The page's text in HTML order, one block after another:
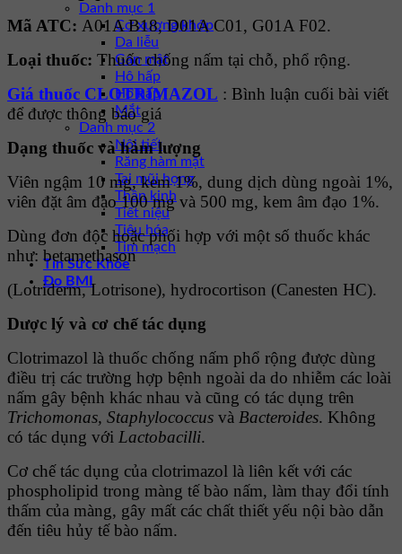
Danh mục 1
Cơ xương khớp
Da liễu
Gan mật
Hô hấp
Hô hấp
Mắt
Danh mục 2
Nội tiết
Răng hàm mặt
Tai mũi họng
Thần kinh
Tiết niệu
Tiêu hóa
Tim mạch
Tin Sức Khỏe
Đo BMI
Mã ATC: A01A B18, D01A C01, G01A F02.
Loại thuốc: Thuốc chống nấm tại chỗ, phổ rộng.
Giá thuốc CLOTRIMAZOL : Bình luận cuối bài viết
để được thông báo giá
Dạng thuốc và hàm lượng
Viên ngậm 10 mg, kem 1%, dung dịch dùng ngoài 1%,
viên đặt âm đạo 100 mg và 500 mg, kem âm đạo 1%.
Dùng đơn độc hoặc phối hợp với một số thuốc khác
như: betamethason
(Lotriderm, Lotrisone), hydrocortison (Canesten HC).
Dược lý và cơ chế tác dụng
Clotrimazol là thuốc chống nấm phổ rộng được dùng
điều trị các trường hợp bệnh ngoài da do nhiễm các loài
nấm gây bệnh khác nhau và cũng có tác dụng trên
Trichomonas, Staphylococcus và Bacteroides. Không
có tác dụng với Lactobacilli.
Cơ chế tác dụng của clotrimazol là liên kết với các
phospholipid trong màng tế bào nấm, làm thay đổi tính
thấm của màng, gây mất các chất thiết yếu nội bào dẫn
đến tiêu hủy tế bào nấm.